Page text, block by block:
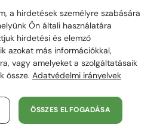
48/72
a hirdetések személyre szabására
Ön általi használatára
hirdetési és elemző
azokat más információkkal,
vagy amelyeket a szolgáltatásaik
össze. Adatvédelmi irányelvek
ÖSSZES ELFOGADÁSA